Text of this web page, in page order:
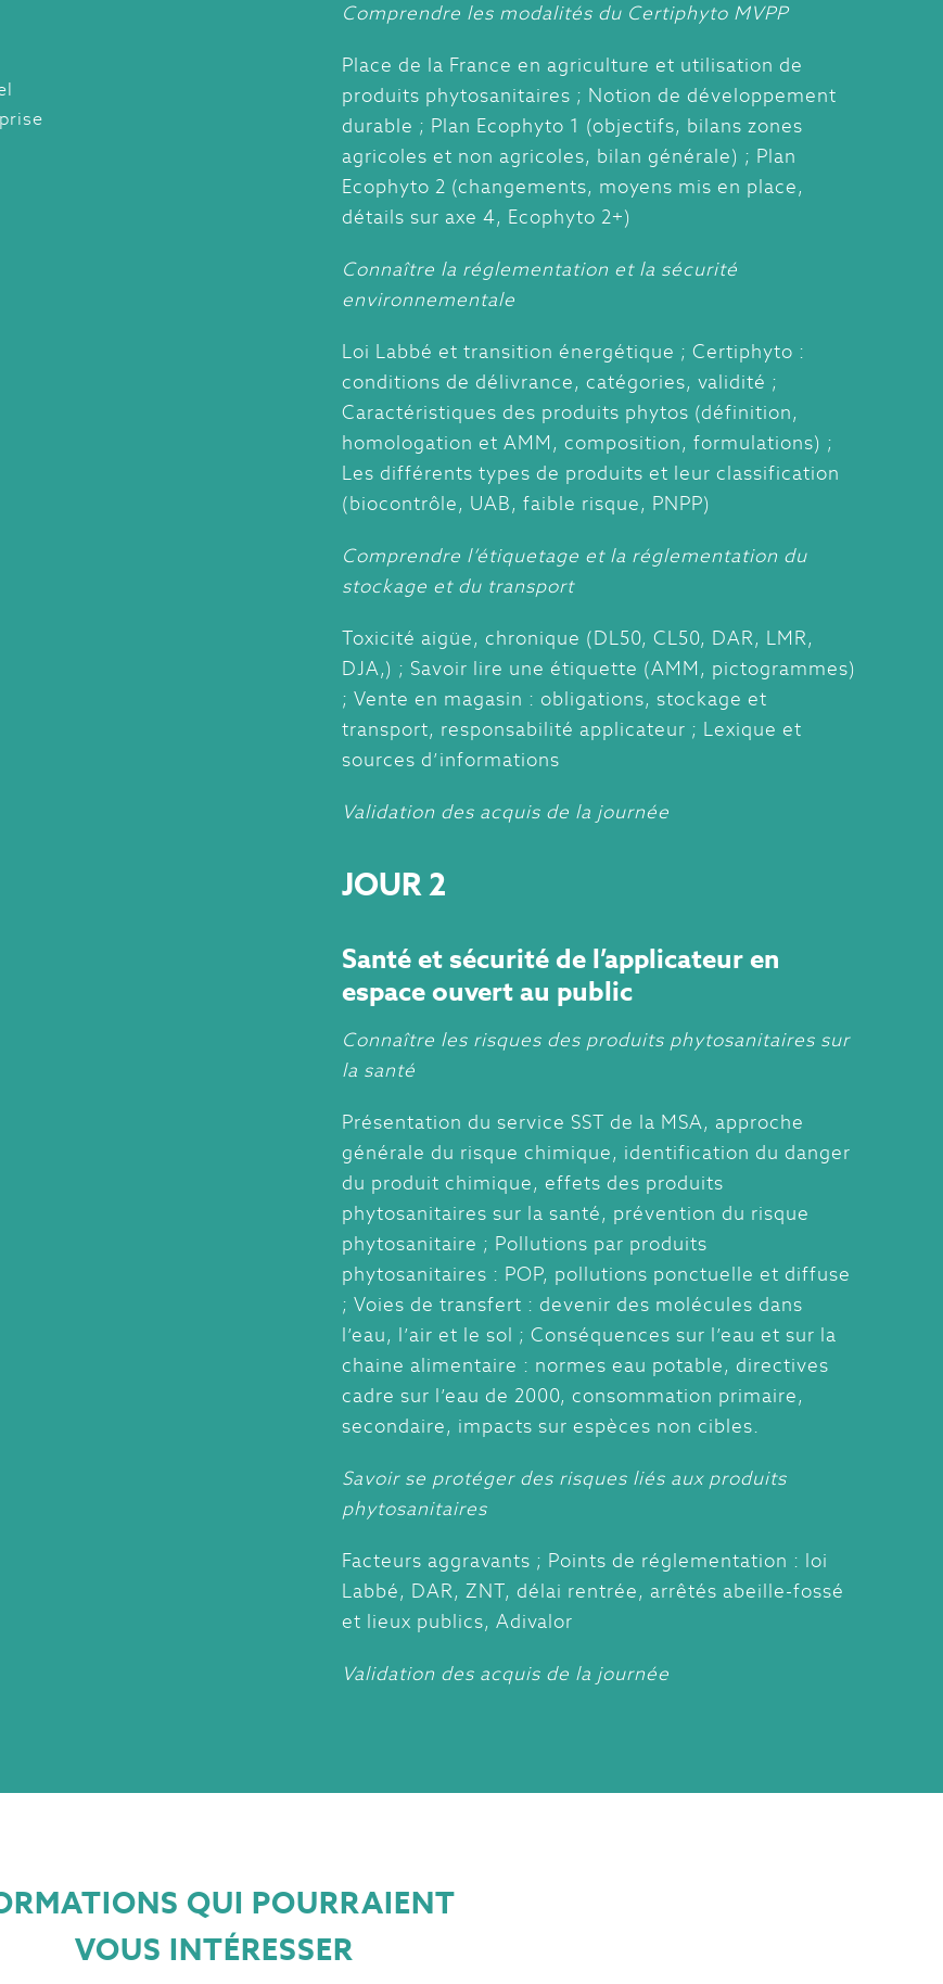
Comprendre les modalités du Certiphyto MVPP
Place de la France en agriculture et utilisation de
produits phytosanitaires ; Notion de développement
durable ; Plan Ecophyto 1 (objectifs, bilans zones
agricoles et non agricoles, bilan générale) ; Plan
Ecophyto 2 (changements, moyens mis en place,
détails sur axe 4, Ecophyto 2+)
Connaître la réglementation et la sécurité
environnementale
Loi Labbé et transition énergétique ; Certiphyto :
conditions de délivrance, catégories, validité ;
Caractéristiques des produits phytos (définition,
homologation et AMM, composition, formulations) ;
Les différents types de produits et leur classification
(biocontrôle, UAB, faible risque, PNPP)
Comprendre l’étiquetage et la réglementation du
stockage et du transport
Toxicité aigüe, chronique (DL50, CL50, DAR, LMR,
DJA,) ; Savoir lire une étiquette (AMM, pictogrammes)
; Vente en magasin : obligations, stockage et
transport, responsabilité applicateur ; Lexique et
sources d’informations
Validation des acquis de la journée
JOUR 2
Santé et sécurité de l’applicateur en
espace ouvert au public
Connaître les risques des produits phytosanitaires sur
la santé
Présentation du service SST de la MSA, approche
générale du risque chimique, identification du danger
du produit chimique, effets des produits
phytosanitaires sur la santé, prévention du risque
phytosanitaire ; Pollutions par produits
phytosanitaires : POP, pollutions ponctuelle et diffuse
; Voies de transfert : devenir des molécules dans
l’eau, l’air et le sol ; Conséquences sur l’eau et sur la
chaine alimentaire : normes eau potable, directives
cadre sur l’eau de 2000, consommation primaire,
secondaire, impacts sur espèces non cibles.
Savoir se protéger des risques liés aux produits
phytosanitaires
Facteurs aggravants ; Points de réglementation : loi
Labbé, DAR, ZNT, délai rentrée, arrêtés abeille-fossé
et lieux publics, Adivalor
Validation des acquis de la journée
QUI POURRAIENT
VOUS INTÉRESSER